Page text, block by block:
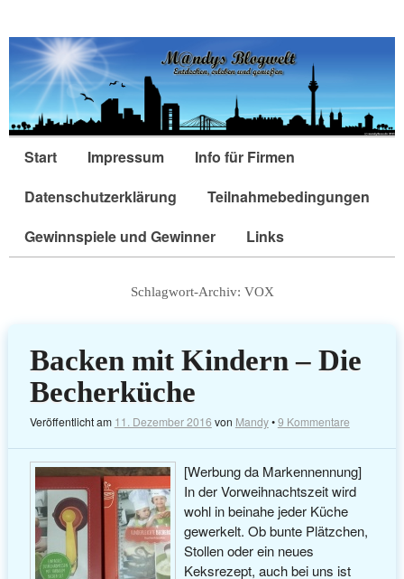
Start Impressum
Info für Firmen
Datenschutzerklärung
Teilnahmebedingungen
Gewinnspiele und Gewinner
Links
Schlagwort-Archiv: VOX
Backen mit Kindern – Die
Becherküche
Veröffentlicht am 11. Dezember 2016 von Mandy•9 Kommentare
[Werbung da Markennennung]
In der Vorweihnachtszeit wird
wohl in beinahe jeder Küche
gewerkelt. Ob bunte Plätzchen,
Stollen oder ein neues
Keksrezept, auch bei uns ist